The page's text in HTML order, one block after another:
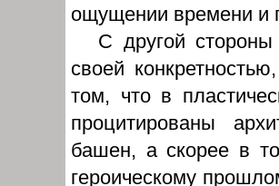
ощущении времени и
С другой
своей
том, что в
процитированы
башен, а скорее в
героическому